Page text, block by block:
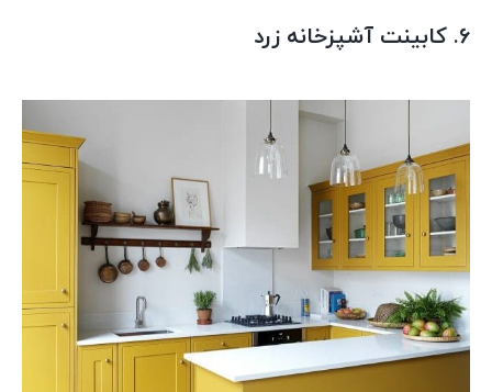
6. کابینت آشپزخانه زرد